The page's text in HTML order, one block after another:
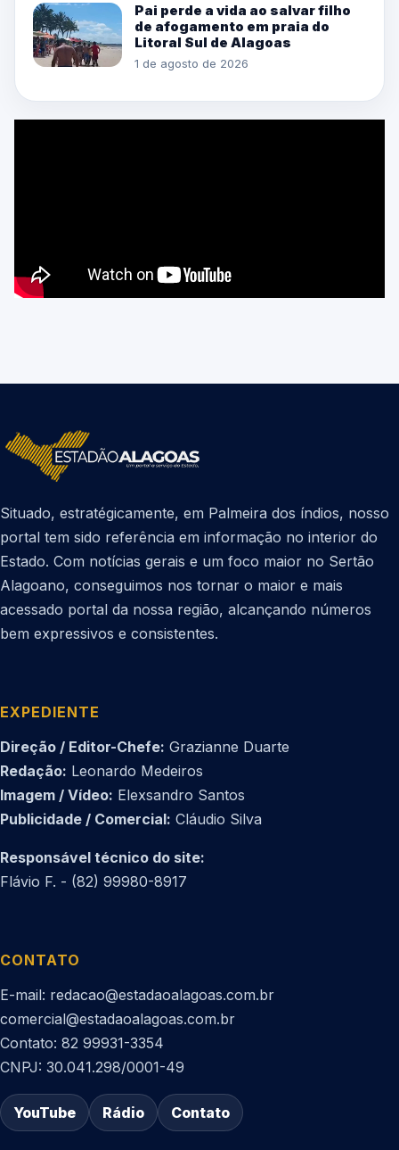
Pai perde a vida ao salvar filho
de afogamento em praia do
Litoral Sul de Alagoas
1 de agosto de 2026
Situado, estratégicamente, em Palmeira dos índios, nosso
portal tem sido referência em informação no interior do
Estado. Com notícias gerais e um foco maior no Sertão
Alagoano, conseguimos nos tornar o maior e mais
acessado portal da nossa região, alcançando números
bem expressivos e consistentes.
EXPEDIENTE
Direção / Editor-Chefe: Grazianne Duarte
Redação: Leonardo Medeiros
Imagem / Vídeo: Elexsandro Santos
Publicidade / Comercial: Cláudio Silva
Responsável técnico do site:
Flávio F. - (82) 99980-8917
CONTATO
E-mail: redacao@estadaoalagoas.com.br
comercial@estadaoalagoas.com.br
Contato: 82 99931-3354
CNPJ: 30.041.298/0001-49
YouTube Rádio Contato